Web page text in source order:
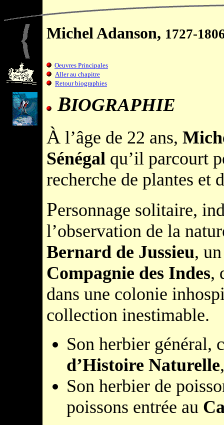
Michel Adanson, 1727-
Oeuvres Principales
Aller au chapitre
Retour biographies
BIOGRAPHIE
À l’âge de 22 ans,
Sénégal qu’il parcourt
recherche de plantes et
Personnage solitaire,
l’observation de la
Bernard de Jussieu,
Compagnie des Indes,
dans une colonie
collection inestimable.
Son herbier général,
d’Histoire Naturelle
Son herbier de
poissons entrée au